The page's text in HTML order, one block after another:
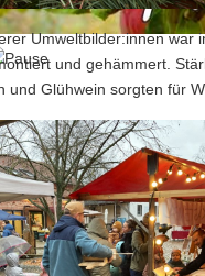
Umweltbilder:innen war
und gehämmert.
und Glühwein sorgten für